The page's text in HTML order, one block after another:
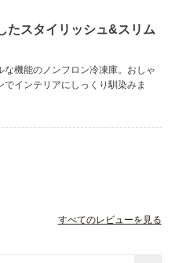
たスタイリッシュ&スリム
機能のノンフロン冷凍庫。おしゃ
インテリアにしっくり馴染みま
すべてのレビューを見る